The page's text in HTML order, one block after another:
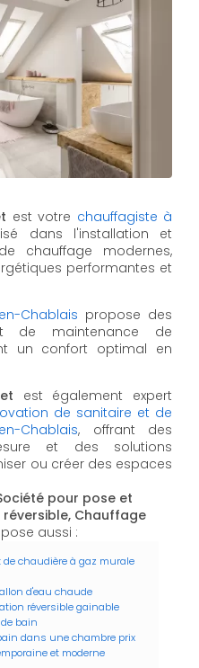
est votre chauffagiste à
dans l'installation et
chauffage modernes,
performantes et
Chablais propose des
de maintenance de
un confort optimal en
est également expert
de sanitaire et de
Chablais, offrant des
et des solutions
ou créer des espaces
pour pose et
Chauffage
aussi :
chaudière à gaz murale
d'eau chaude
réversible gainable
bain
dans une chambre prix
et moderne